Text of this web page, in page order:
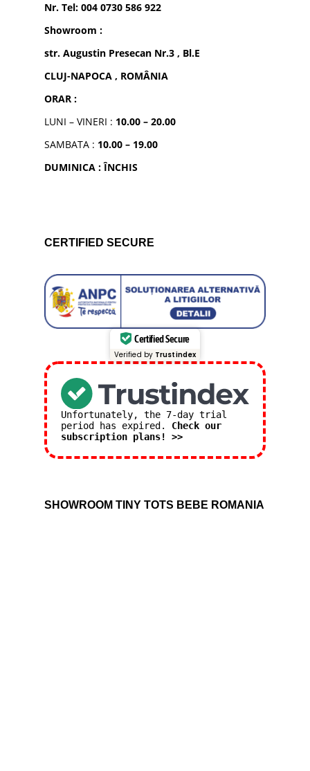
Nr. Tel: 004 0730 586 922
Showroom :
str. Augustin Presecan Nr.3 , Bl.E
CLUJ-NAPOCA , ROMÂNIA
ORAR :
LUNI – VINERI : 10.00 – 20.00
SAMBATA : 10.00 – 19.00
DUMINICA : ÎNCHIS
CERTIFIED SECURE
Certified Secure
Verified by Trustindex
Unfortunately, the 7-day trial
period has expired. Check our
subscription plans! >>
SHOWROOM TINY TOTS BEBE ROMANIA